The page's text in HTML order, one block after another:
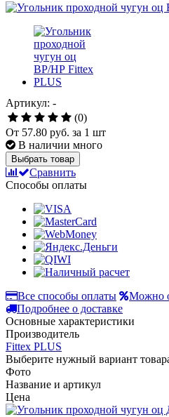
Артикул: -
(0)
От 57.80 руб. за 1 шт
В наличии много
Выбрать товар
Сравнить
Способы оплаты
Все способы оплаты
Можно
Подробнее о доставке
Основные характеристики
Производитель
Fittex PLUS
Выберите нужный вариант
Фото
Название и артикул
Цена